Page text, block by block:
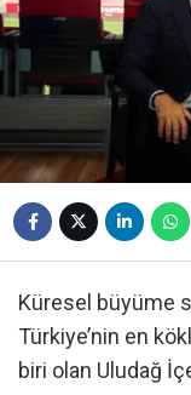
Küresel büyüme
Türkiye’nin en
biri olan Uludağ